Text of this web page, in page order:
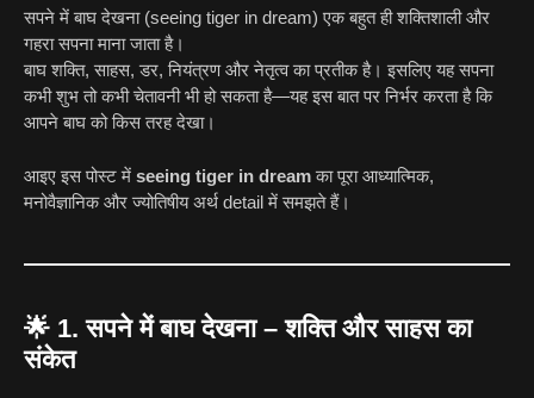
सपने में बाघ देखना (seeing tiger in dream) एक बहुत ही शक्तिशाली और
गहरा सपना माना जाता है।
बाघ शक्ति, साहस, डर, नियंत्रण और नेतृत्व का प्रतीक है। इसलिए यह सपना
कभी शुभ तो कभी चेतावनी भी हो सकता है—यह इस बात पर निर्भर करता है कि
आपने बाघ को किस तरह देखा।
आइए इस पोस्ट में seeing tiger in dreamका पूरा आध्यात्मिक,
मनोवैज्ञानिक और ज्योतिषीय अर्थ detail में समझते हैं।
🌟 1. सपने में बाघ देखना – शक्ति और साहस का
संकेत